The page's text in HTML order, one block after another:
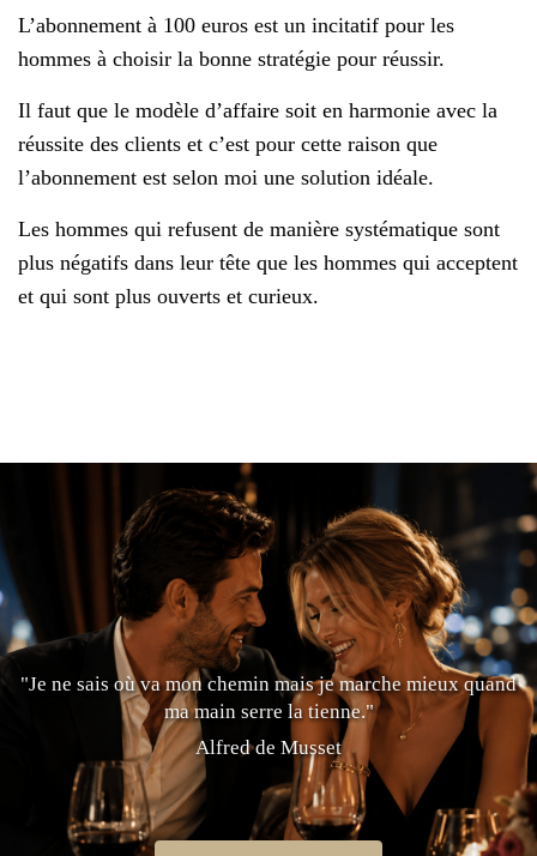
L’abonnement à 100 euros est un incitatif pour les
hommes à choisir la bonne stratégie pour réussir.
Il faut que le modèle d’affaire soit en harmonie avec la
réussite des clients et c’est pour cette raison que
l’abonnement est selon moi une solution idéale.
Les hommes qui refusent de manière systématique sont
plus négatifs dans leur tête que les hommes qui acceptent
et qui sont plus ouverts et curieux.
"Je ne sais où va mon chemin mais je marche mieux quand
ma main serre la tienne."
Alfred de Musset